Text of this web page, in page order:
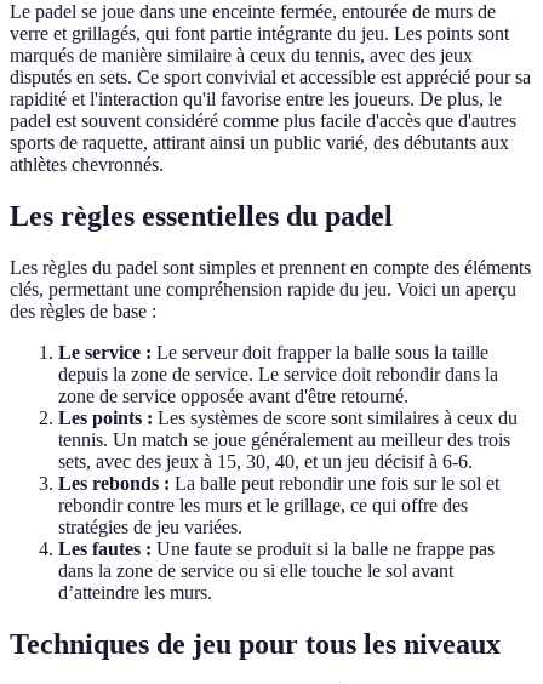
Le padel se joue dans une enceinte fermée, entourée de murs de
verre et grillagés, qui font partie intégrante du jeu. Les points sont
marqués de manière similaire à ceux du tennis, avec des jeux
disputés en sets. Ce sport convivial et accessible est apprécié pour sa
rapidité et l'interaction qu'il favorise entre les joueurs. De plus, le
padel est souvent considéré comme plus facile d'accès que d'autres
sports de raquette, attirant ainsi un public varié, des débutants aux
athlètes chevronnés.
Les règles essentielles du padel
Les règles du padel sont simples et prennent en compte des éléments
clés, permettant une compréhension rapide du jeu. Voici un aperçu
des règles de base :
Le service : Le serveur doit frapper la balle sous la taille
depuis la zone de service. Le service doit rebondir dans la
zone de service opposée avant d'être retourné.
Les points : Les systèmes de score sont similaires à ceux du
tennis. Un match se joue généralement au meilleur des trois
sets, avec des jeux à 15, 30, 40, et un jeu décisif à 6-6.
Les rebonds : La balle peut rebondir une fois sur le sol et
rebondir contre les murs et le grillage, ce qui offre des
stratégies de jeu variées.
Les fautes : Une faute se produit si la balle ne frappe pas
dans la zone de service ou si elle touche le sol avant
d’atteindre les murs.
Techniques de jeu pour tous les niveaux